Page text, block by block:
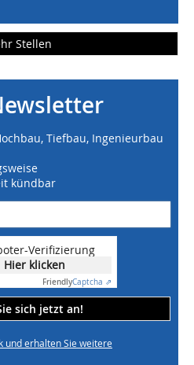
Stellen
Tiefbau, Ingenieurbau
kündbar
Verifizierung
Hier klicken
FriendlyCaptcha ⇗
sich jetzt an!
und erhalten Sie weitere